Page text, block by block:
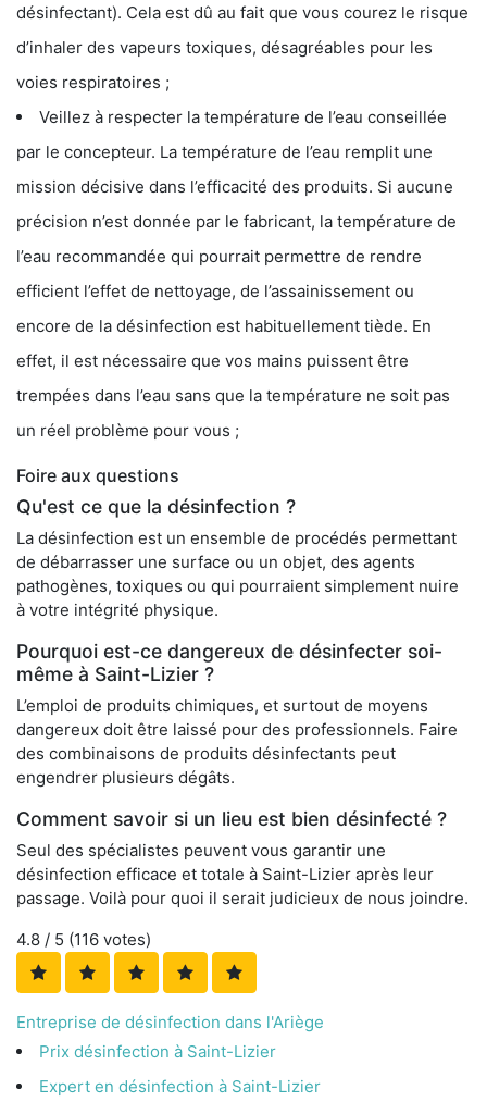
désinfectant). Cela est dû au fait que vous courez le risque
d’inhaler des vapeurs toxiques, désagréables pour les
voies respiratoires ;
Veillez à respecter la température de l’eau conseillée
par le concepteur. La température de l’eau remplit une
mission décisive dans l’efficacité des produits. Si aucune
précision n’est donnée par le fabricant, la température de
l’eau recommandée qui pourrait permettre de rendre
efficient l’effet de nettoyage, de l’assainissement ou
encore de la désinfection est habituellement tiède. En
effet, il est nécessaire que vos mains puissent être
trempées dans l’eau sans que la température ne soit pas
un réel problème pour vous ;
Foire aux questions
Qu'est ce que la désinfection ?
La désinfection est un ensemble de procédés permettant
de débarrasser une surface ou un objet, des agents
pathogènes, toxiques ou qui pourraient simplement nuire
à votre intégrité physique.
Pourquoi est-ce dangereux de désinfecter soi-
même à Saint-Lizier ?
L’emploi de produits chimiques, et surtout de moyens
dangereux doit être laissé pour des professionnels. Faire
des combinaisons de produits désinfectants peut
engendrer plusieurs dégâts.
Comment savoir si un lieu est bien désinfecté ?
Seul des spécialistes peuvent vous garantir une
désinfection efficace et totale à Saint-Lizier après leur
passage. Voilà pour quoi il serait judicieux de nous joindre.
4.8 / 5 (116 votes)
Entreprise de désinfection dans l'Ariège
Prix désinfection à Saint-Lizier
Expert en désinfection à Saint-Lizier